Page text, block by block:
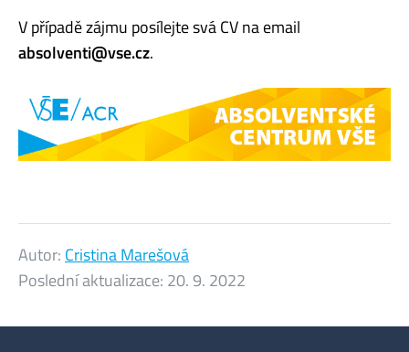
V případě zájmu posílejte svá CV na email
absolventi@vse.cz.
Autor: Cristina Marešová
Poslední aktualizace: 20. 9. 2022